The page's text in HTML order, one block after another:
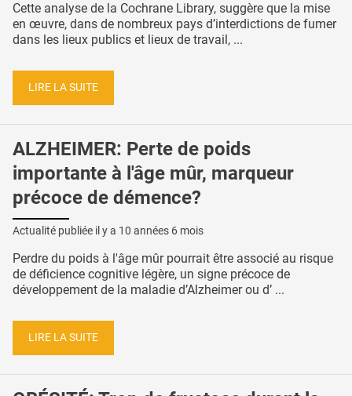
Cette analyse de la Cochrane Library, suggère que la mise
en œuvre, dans de nombreux pays d’interdictions de fumer
dans les lieux publics et lieux de travail, ...
LIRE LA SUITE
ALZHEIMER: Perte de poids
importante à l'âge mûr, marqueur
précoce de démence?
Actualité publiée il y a 10 années 6 mois
Perdre du poids à l'âge mûr pourrait être associé au risque
de déficience cognitive légère, un signe précoce de
développement de la maladie d’Alzheimer ou d’ ...
LIRE LA SUITE